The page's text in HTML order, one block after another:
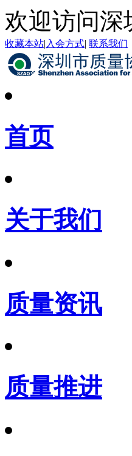
欢迎访问深
收藏本站| 入会方式| 联系我们
首页
关于我们
质量资讯
质量推进